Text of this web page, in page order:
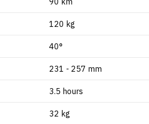
120 kg
40°
231 - 257 mm
3.5 hours
32 kg